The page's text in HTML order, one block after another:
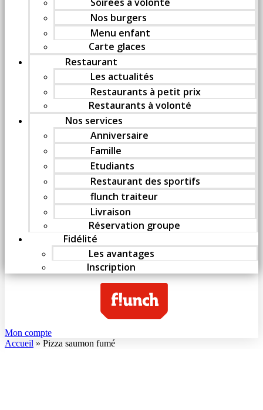
Nos burgers
Menu enfant
Carte glaces
Restaurant
Les actualités
Restaurants à petit prix
Restaurants à volonté
Nos services
Anniversaire
Famille
Etudiants
Restaurant des sportifs
flunch traiteur
Livraison
Réservation groupe
Fidélité
Les avantages
Inscription
Mon compte
Accueil » Pizza saumon fumé